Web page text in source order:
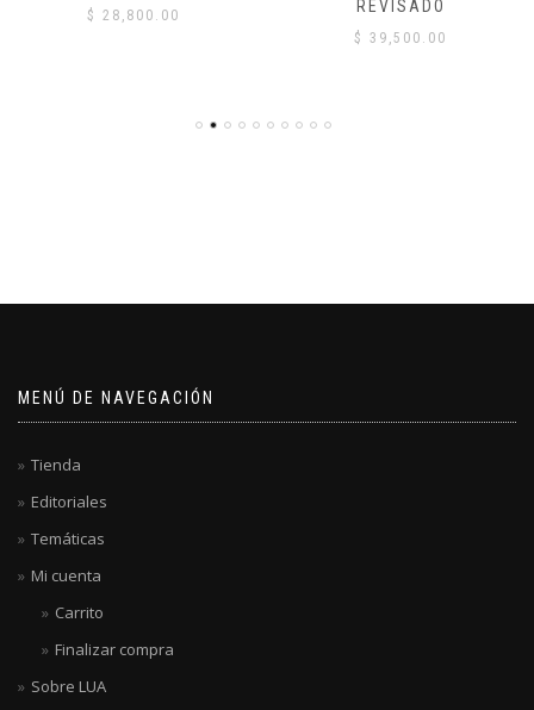
$ 28,800.00
REVISADO
$ 39,500.00
MENÚ DE NAVEGACIÓN
Tienda
Editoriales
Temáticas
Mi cuenta
Carrito
Finalizar compra
Sobre LUA